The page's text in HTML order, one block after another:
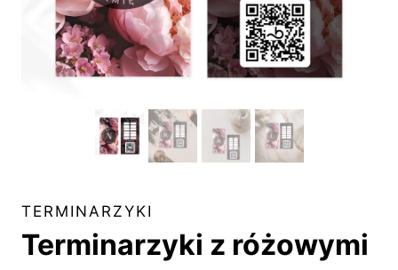
TERMINARZYKI
Terminarzyki z różowymi